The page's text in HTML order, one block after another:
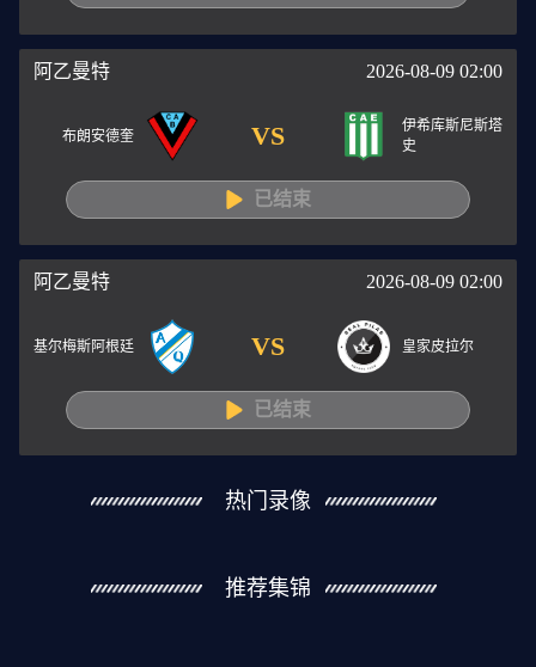
阿乙曼特 2026-08-09 02:00
布朗安德奎 VS
伊希库斯尼斯塔
史
已结束
阿乙曼特 2026-08-09 02:00
基尔梅斯阿根廷 VS 皇家皮拉尔
已结束
热门录像
推荐集锦